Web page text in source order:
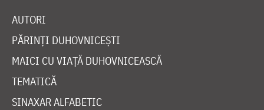
AUTORI
PĂRINȚI DUHOVNICEȘTI
MAICI CU VIAȚĂ DUHOVNICEASCĂ
TEMATICĂ
SINAXAR ALFABETIC